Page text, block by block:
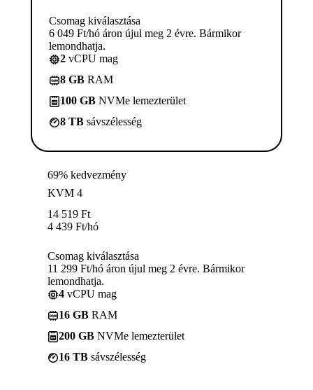
Csomag kiválasztása
6 049 Ft/hó áron újul meg 2 évre. Bármikor
lemondhatja.
2 vCPU mag
8 GB RAM
100 GB NVMe lemezterület
8 TB sávszélesség
69% kedvezmény
KVM 4
14 519 Ft
4 439 Ft/hó
Csomag kiválasztása
11 299 Ft/hó áron újul meg 2 évre. Bármikor
lemondhatja.
4 vCPU mag
16 GB RAM
200 GB NVMe lemezterület
16 TB sávszélesség